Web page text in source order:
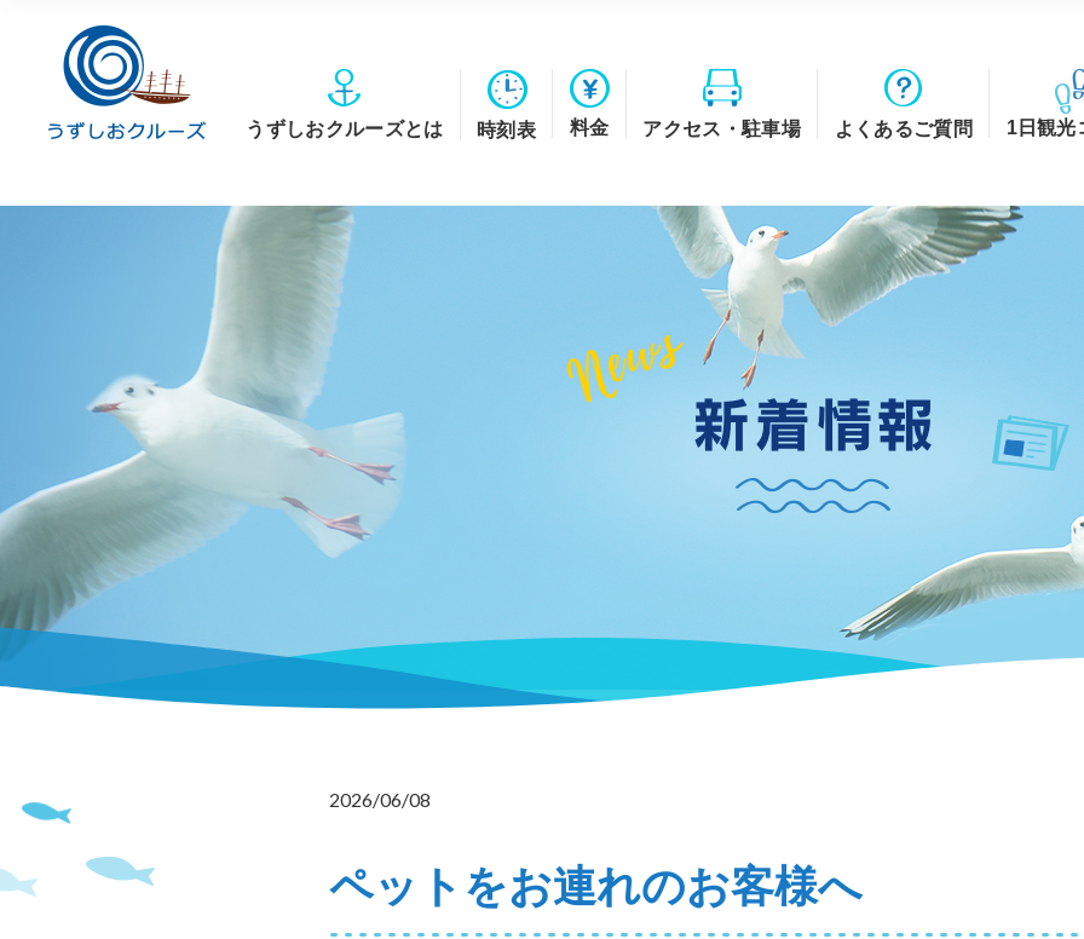
うずしおクルーズとは 時刻表 料金 アクセス・駐車場 よくあるご質問 1日観光
2026/06/08
ペットをお連れのお客様へ